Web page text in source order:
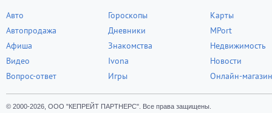
Авто
Автопродажа
Афиша
Видео
Вопрос-ответ
Гороскопы
Дневники
Знакомства
Ivona
Игры
Карты
MPort
Недвижимость
Новости
Онлайн-магазин
© 2000-2026, ООО "КЕПРЕЙТ ПАРТНЕРС". Все права защищены.